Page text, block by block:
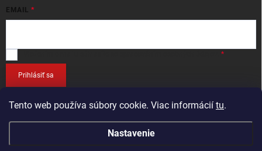
Tento web používa súbory cookie. Viac informácií tu.
Nastavenie
EMAIL
Prihlásiť sa